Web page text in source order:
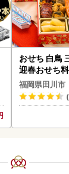
おせち 白鳥
迎春おせち
福岡県田川市